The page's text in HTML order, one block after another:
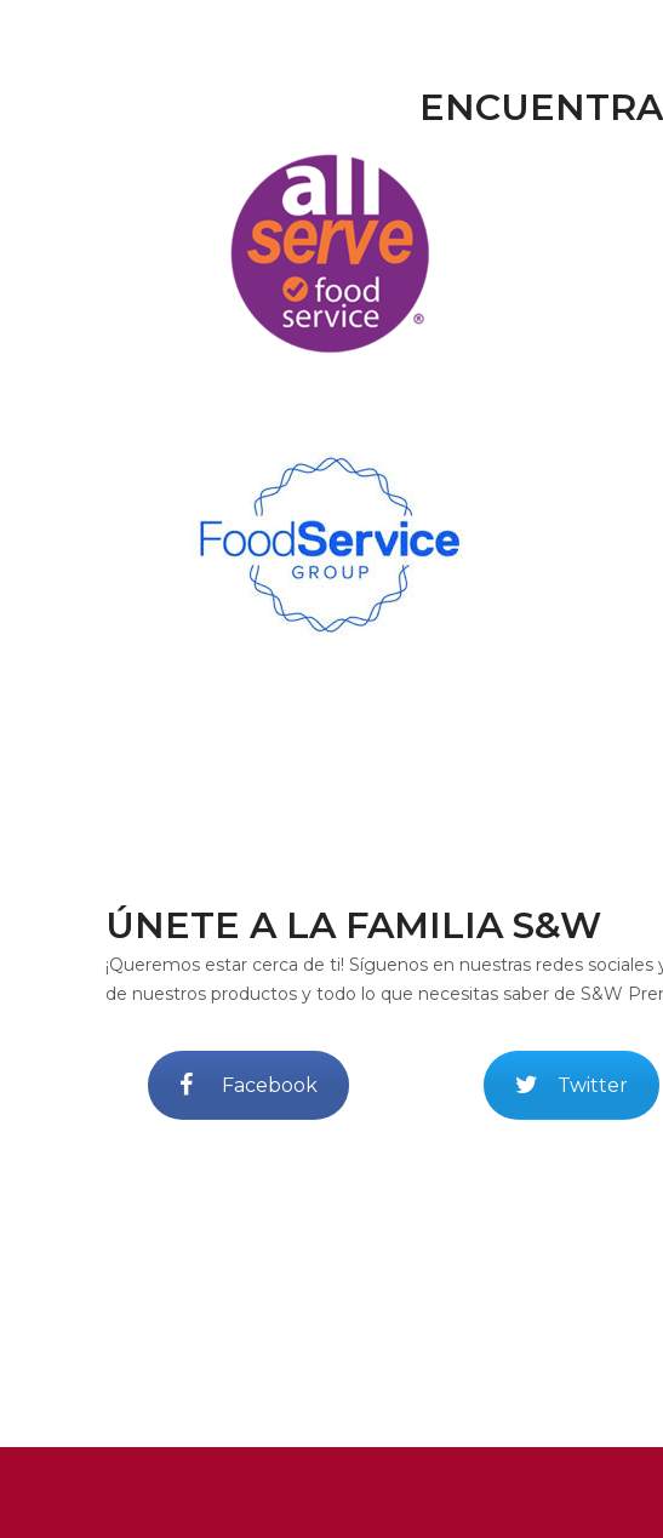
ÚNETE A LA FAMILIA S&W
¡Queremos estar cerca de ti! Síguenos en nuestras redes
de nuestros productos y todo lo que necesitas saber de S&W
Facebook Twitter